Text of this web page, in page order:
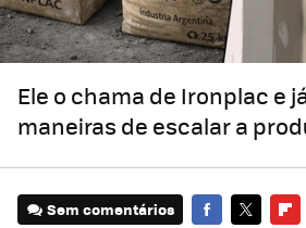
Ele o chama de Ironplac e
maneiras de escalar a
Sem comentários